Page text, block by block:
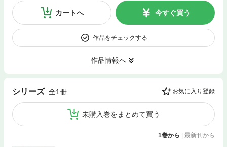
カートへ 今すぐ買う
作品をチェックする
作品情報へ
シリーズ 全1冊 お気に入り登録
未購入巻をまとめて買う
1巻から 最新刊から